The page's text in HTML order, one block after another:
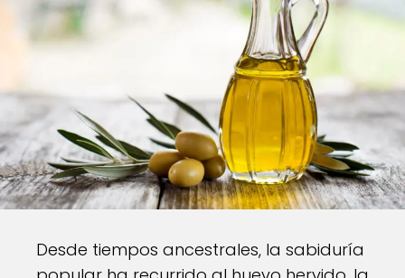
Desde tiempos ancestrales, la sabiduría